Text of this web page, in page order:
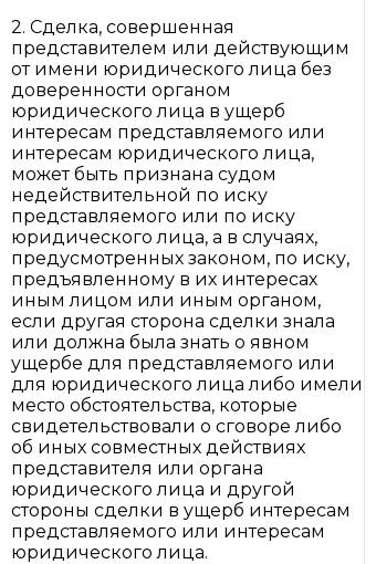
2. Сделка, совершенная
представителем или действующим
от имени юридического лица без
доверенности органом
юридического лица в ущерб
интересам представляемого или
интересам юридического лица,
может быть признана судом
недействительной по иску
представляемого или по иску
юридического лица, а в случаях,
предусмотренных законом, по иску,
предъявленному в их интересах
иным лицом или иным органом,
если другая сторона сделки знала
или должна была знать о явном
ущербе для представляемого или
для юридического лица либо имели
место обстоятельства, которые
свидетельствовали о сговоре либо
об иных совместных действиях
представителя или органа
юридического лица и другой
стороны сделки в ущерб интересам
представляемого или интересам
юридического лица.